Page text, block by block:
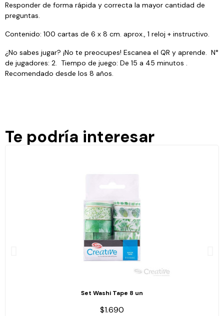
Responder de forma rápida y correcta la mayor cantidad de
preguntas.
Contenido: 100 cartas de 6 x 8 cm. aprox., 1 reloj + instructivo.
¿No sabes jugar? ¡No te preocupes! Escanea el QR y aprende. N°
de jugadores: 2. Tiempo de juego: De 15 a 45 minutos .
Recomendado desde los 8 años.
Te podría interesar
Set Washi Tape 8 un
$1.690